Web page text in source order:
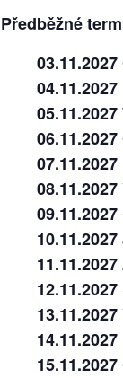
Předběžné
03.11.2027
04.11.2027
05.11.2027
06.11.2027
07.11.2027
08.11.2027
09.11.2027
10.11.2027
11.11.2027
12.11.2027
13.11.2027
14.11.2027
15.11.2027